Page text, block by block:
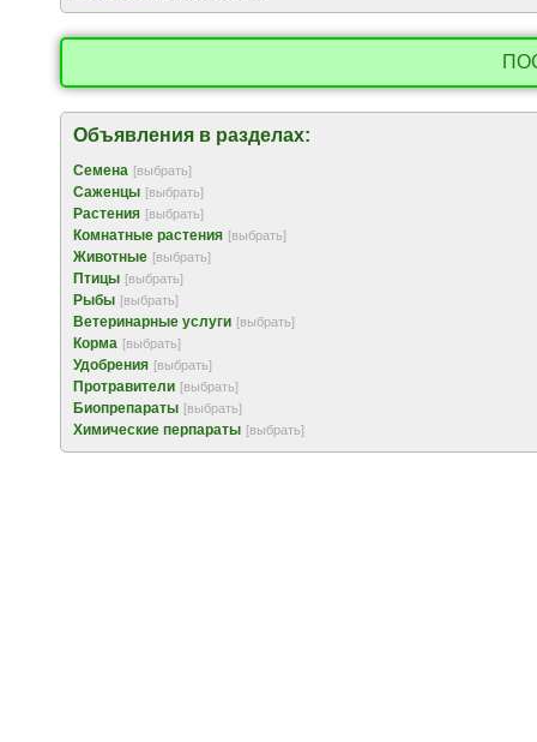
Объявления в разделах:
Семена [выбрать]
Саженцы [выбрать]
Растения [выбрать]
Комнатные растения [выбрать]
Животные [выбрать]
Птицы [выбрать]
Рыбы [выбрать]
Ветеринарные услуги [выбрать]
Корма [выбрать]
Удобрения [выбрать]
Протравители [выбрать]
Биопрепараты [выбрать]
Химические перпараты [выбрать]